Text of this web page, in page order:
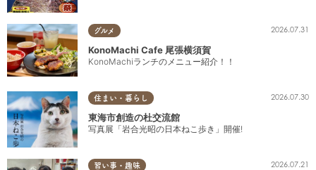
グルメ 2026.07.31
KonoMachi Cafe 尾張横須賀
KonoMachiランチのメニュー紹介！！
住まい・暮らし 2026.07.30
東海市創造の杜交流館
写真展「岩合光昭の日本ねこ歩き」開催!
習い事・趣味 2026.07.21